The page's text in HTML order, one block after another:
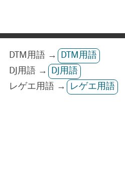
DTM用語 →
DTM用語
DJ用語 →
DJ用語
レゲエ用語 →
レゲエ用語